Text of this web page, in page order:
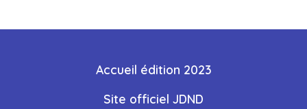
Accueil édition 2023
Site officiel JDND